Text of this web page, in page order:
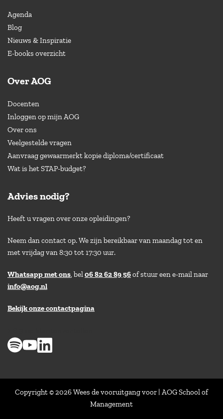
Agenda
Blog
Nieuws & Inspiratie
E-books overzicht
Over AOG
Docenten
Inloggen op mijn AOG
Over ons
Veelgestelde vragen
Aanvraag gewaarmerkt kopie diploma/certificaat
Wat is het STAP-budget?
Advies nodig?
Heeft u vragen over onze opleidingen?
Neem dan contact op. We zijn bereikbaar van maandag tot en
met vrijdag van 8:30 tot 17:30 uur.
Whatsapp met ons, bel06 82 62 89 56of stuur een e-mail naar
info@aog.nl
Bekijk onze contactpagina
Copyright © 2026 Wees de vooruitgang voor | AOG School of
Management